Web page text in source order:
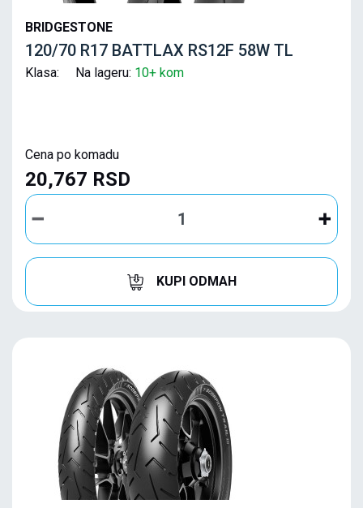
BRIDGESTONE
120/70 R17 BATTLAX RS12F 58W TL
Klasa: Na lageru: 10+ kom
Cena po komadu
20,767 RSD
KUPI ODMAH